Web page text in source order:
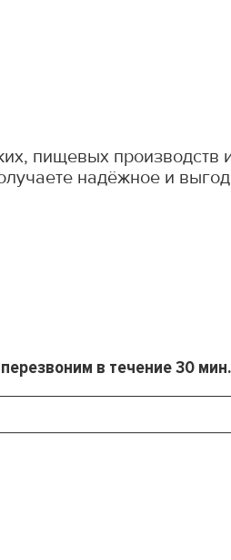
пищевых производств
надёжное и
в течение 30 мин.